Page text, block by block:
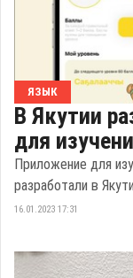
ЯЗЫК
В Якутии
для
Приложение для
разработали в
16.01.2023 17:31